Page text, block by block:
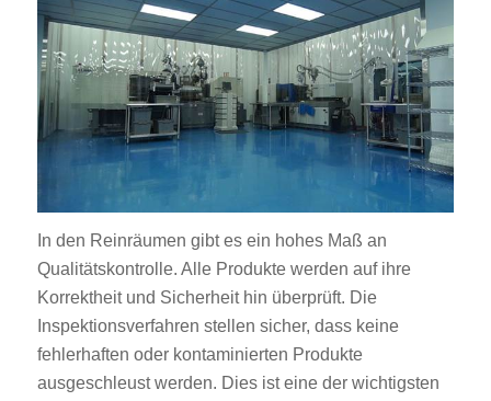
In den Reinräumen gibt es ein hohes Maß an
Qualitätskontrolle. Alle Produkte werden auf ihre
Korrektheit und Sicherheit hin überprüft. Die
Inspektionsverfahren stellen sicher, dass keine
fehlerhaften oder kontaminierten Produkte
ausgeschleust werden. Dies ist eine der wichtigsten